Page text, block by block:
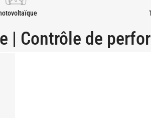
| Contrôle de